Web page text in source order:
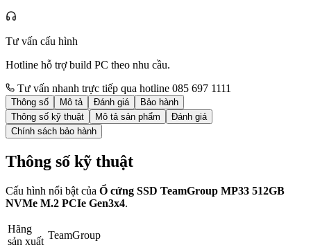
Tư vấn cấu hình
Hotline hỗ trợ build PC theo nhu cầu.
Tư vấn nhanh trực tiếp qua hotline 085 697 1111
Thông số Mô tả Đánh giá
Bảo hành
Thông số kỹ thuật
Mô tả sản phẩm
Đánh giá
Chính sách bảo hành
Thông số kỹ thuật
Cấu hình nổi bật của Ổ cứng SSD TeamGroup MP33 512GB
NVMe M.2 PCIe Gen3x4.
Hãng
sản xuất
TeamGroup